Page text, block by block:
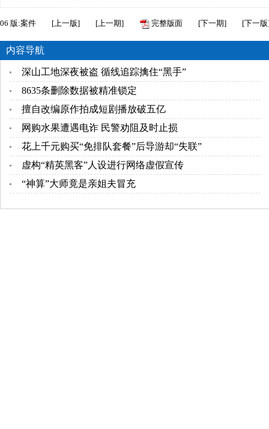
06 版:案件 [上一版] [上一期] 完整版面 [下一期] [下一版
内容导航
深山工地深夜被盗 循线追踪擒住“黑手”
8635条删除数据被精准锁定
擅自改编原作拍成短剧播放破五亿
网购水果遭遇电诈 民警劝阻及时止损
花上千元购买“免排队套餐”后导游却“失联”
虚构“精英黑客”人设进行网络虚假宣传
“神算”大师竟是亲姐夫冒充